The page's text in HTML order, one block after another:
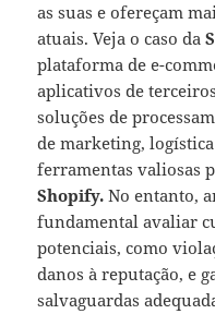
as suas e ofereçam
atuais. Veja o caso da
plataforma de e-
aplicativos de
soluções de
de marketing,
ferramentas valiosas
Shopify. No entanto,
fundamental avaliar
potenciais, como
danos à reputação, e
salvaguardas